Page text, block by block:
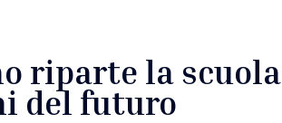
riparte la scuola
del futuro